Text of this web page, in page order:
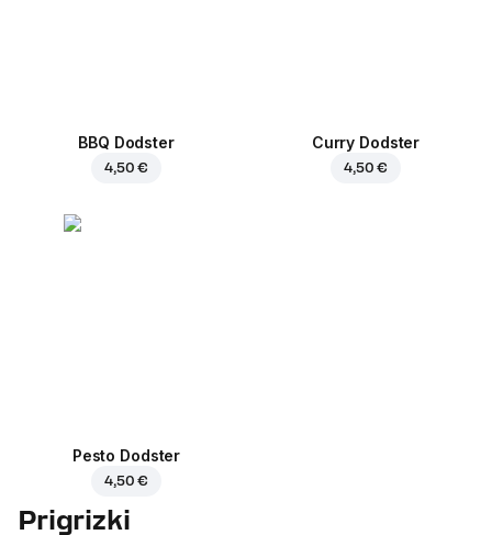
BBQ Dodster
4,50 €
Curry Dodster
4,50 €
Pesto Dodster
4,50 €
Prigrizki